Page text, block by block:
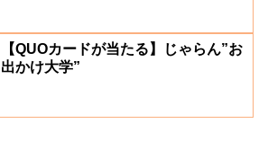
【QUOカードが当たる】じゃらん”お
出かけ大学”